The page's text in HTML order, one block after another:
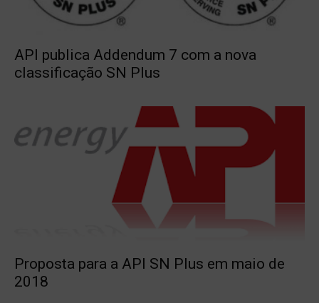
API publica Addendum 7 com a nova
classificação SN Plus
Proposta para a API SN Plus em maio de
2018